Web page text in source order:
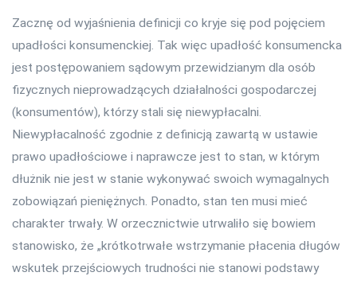
Zacznę od wyjaśnienia definicji co kryje się pod pojęciem
upadłości konsumenckiej. Tak więc upadłość konsumencka
jest postępowaniem sądowym przewidzianym dla osób
fizycznych nieprowadzących działalności gospodarczej
(konsumentów), którzy stali się niewypłacalni.
Niewypłacalność zgodnie z definicją zawartą w ustawie
prawo upadłościowe i naprawcze jest to stan, w którym
dłużnik nie jest w stanie wykonywać swoich wymagalnych
zobowiązań pieniężnych. Ponadto, stan ten musi mieć
charakter trwały. W orzecznictwie utrwaliło się bowiem
stanowisko, że „krótkotrwałe wstrzymanie płacenia długów
wskutek przejściowych trudności nie stanowi podstawy